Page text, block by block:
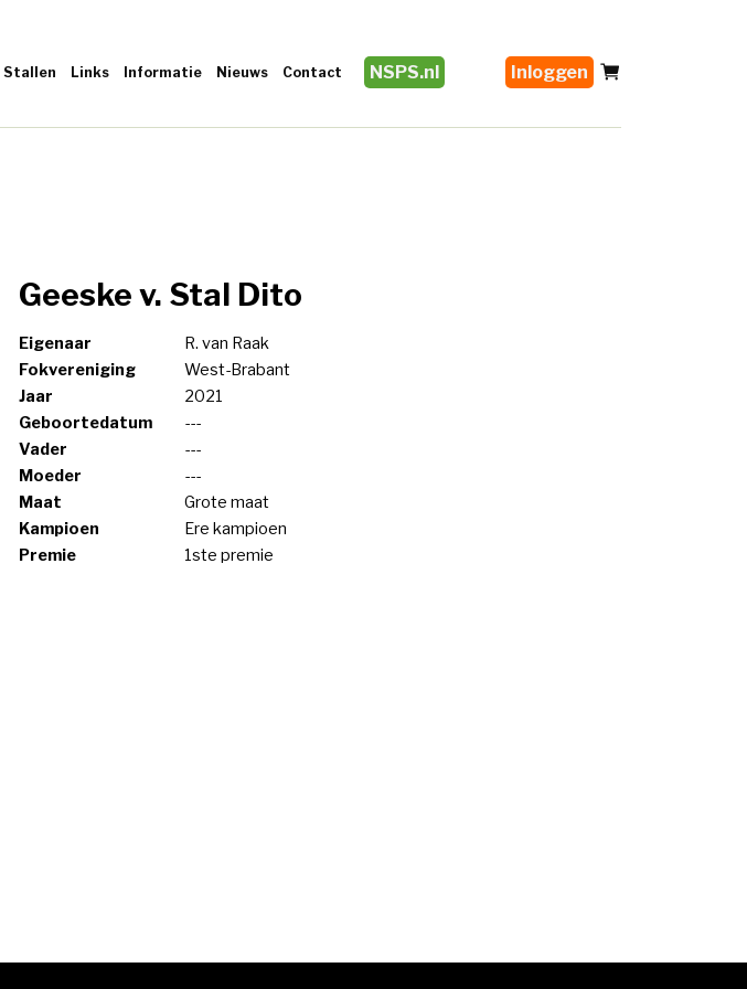
Stallen Links Informatie Nieuws Contact NSPS.nl Inloggen
Geeske v. Stal Dito
Eigenaar
R. van Raak
Fokvereniging
West-Brabant
Jaar
2021
Geboortedatum
---
Vader
---
Moeder
---
Maat
Grote maat
Kampioen
Ere kampioen
Premie
1ste premie